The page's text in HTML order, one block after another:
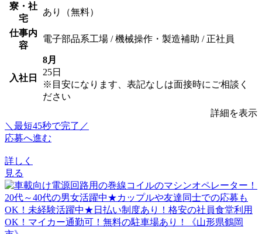
寮・社
宅
あり（無料）
仕事内
容
電子部品系工場 / 機械操作・製造補助 / 正社員
入社日
8月
25日
※目安になります、表記なしは面接時にご相談く
ださい
詳細を表示
＼最短45秒で完了／
応募へ進む
詳しく
見る